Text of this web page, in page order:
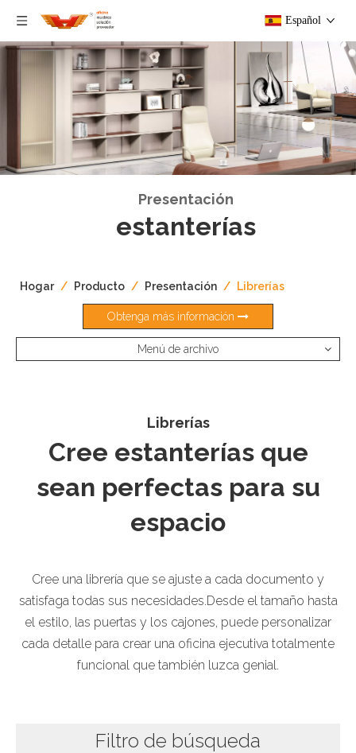
Español
Presentación
estanterías
Hogar / Producto / Presentación / Librerías
Obtenga más información
Menú de archivo
Librerías
Cree estanterías que
sean perfectas para su
espacio
Cree una librería que se ajuste a cada documento y
satisfaga todas sus necesidades.Desde el tamaño hasta
el estilo, las puertas y los cajones, puede personalizar
cada detalle para crear una oficina ejecutiva totalmente
funcional que también luzca genial.
Filtro de búsqueda